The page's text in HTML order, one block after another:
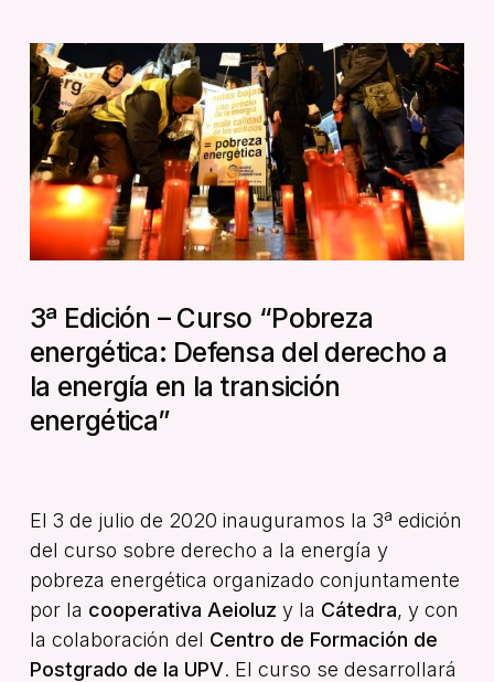
3ª Edición – Curso “Pobreza
energética: Defensa del derecho a
la energía en la transición
energética”
El 3 de julio de 2020 inauguramos la 3ª edición
del curso sobre derecho a la energía y
pobreza energética organizado conjuntamente
por la cooperativa Aeioluz y la Cátedra, y con
la colaboración del Centro de Formación de
Postgrado de la UPV. El curso se desarrollará